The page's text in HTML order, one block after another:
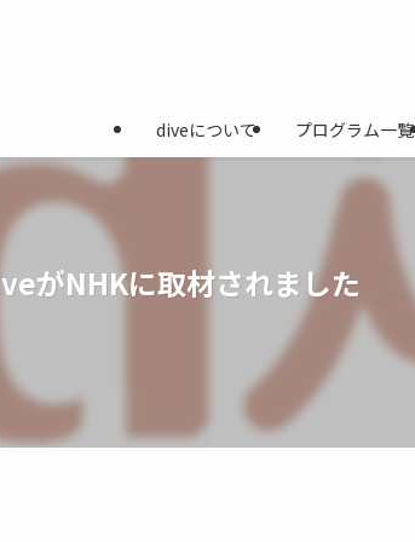
diveについて プログラム一覧
がNHKに取材されました